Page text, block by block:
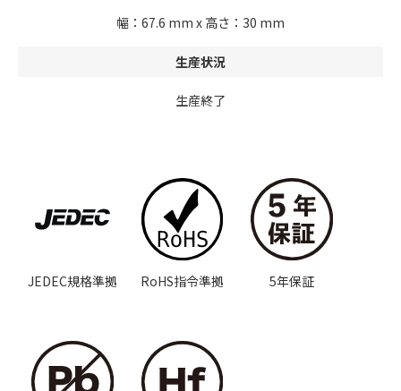
幅：67.6 mm x 高さ：30 mm
生産状況
生産終了
JEDEC規格準拠 RoHS指令準拠 5年保証